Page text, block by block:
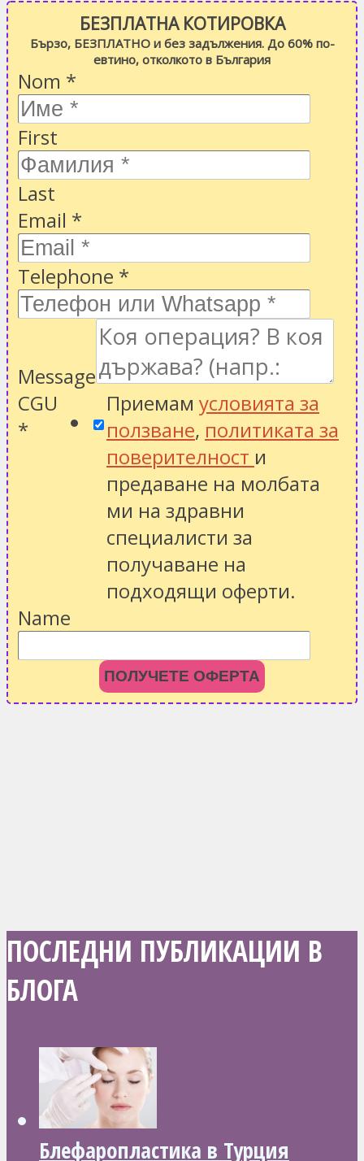
БЕЗПЛАТНА КОТИРОВКА
Бързо, БЕЗПЛАТНО и без задължения. До 60% по-
евтино, отколкото в България
Nom *
First
Last
Email *
Telephone *
Message
CGU
*
Приемам условията за
ползване, политиката за
поверителност и
предаване на молбата
ми на здравни
специалисти за
получаване на
подходящи оферти.
Name
ПОЛУЧЕТЕ ОФЕРТА
ПОСЛЕДНИ ПУБЛИКАЦИИ В
БЛОГА
Блефаропластика в Турция